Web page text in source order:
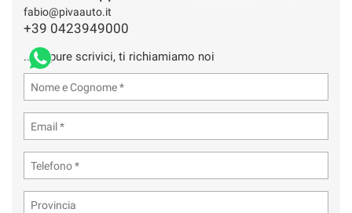
fabio@pivaauto.it
+39 0423949000
... oppure scrivici, ti richiamiamo noi
momento.
Cookie necessari